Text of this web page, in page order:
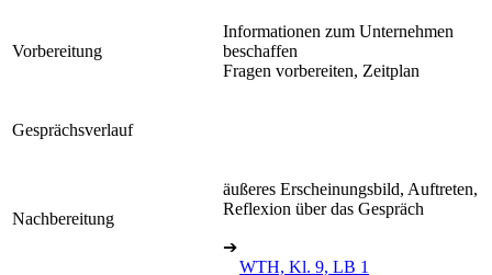
Vorbereitung
Informationen zum Unternehmen
beschaffen
Fragen vorbereiten, Zeitplan
Gesprächsverlauf
Nachbereitung
äußeres Erscheinungsbild, Auftreten,
Reflexion über das Gespräch
➔
WTH, Kl. 9, LB 1